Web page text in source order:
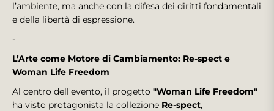
l’ambiente, ma anche con la difesa dei diritti fondamentali
e della libertà di espressione.
-
L’Arte come Motore di Cambiamento: Re-spect e
Woman Life Freedom
Al centro dell'evento, il progetto "Woman Life Freedom"
ha visto protagonista la collezione Re-spect,